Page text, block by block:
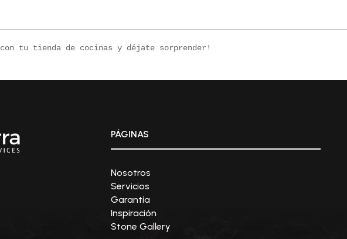
tu tienda de cocinas y déjate sorprender!
PÁGINAS
Nosotros
Servicios
Garantía
Inspiración
Stone Gallery